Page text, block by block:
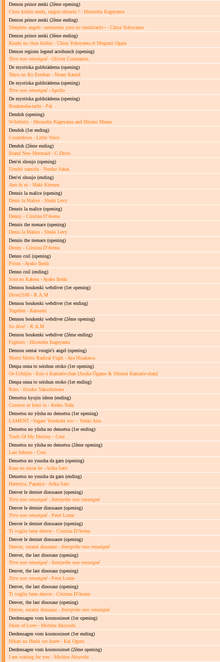
Demon prince zenki (2ème opening)
Chou kishin zenki, raigou shourin ! - Hironobu Kageyama
Demon prince zenki (2ème ending)
Sleepless angels ~nemurenu yoru no tenshitachi~ - Chisa Yokoyama
Demon prince zenki (3ème ending)
Kiseki no chou kishin - Chisa Yokoyama et Megumi Ogata
Demon regions legend acrobunch (opening)
Titre non renseigné- Olivier Constantin
De mystiska guldstäderna (opening)
Taiyo no Ko Esteban - Noam Kaniel
De mystiska guldstäderna (opening)
Titre non renseigné- Apollo
De mystiska guldstäderna (opening)
Boukensha-tachi - Pal
Dendoh (opening)
W-Infinity - Hironobu Kageyama and Hitomi Mieno
Dendoh (1er ending)
Countdown - Little Voice
Dendoh (2ème ending)
Brand New Mermaid - C-Drive
Den'ei shoujo (opening)
Ureshii namida - Noriko Sakai
Den'ei shoujo (ending)
Ano hi ni - Maki Kimura
Dennis la malice (opening)
Denis la Malice - Shuki Levy
Dennis la malice (opening)
Denny - Cristina D'Avena
Dennis the menace (opening)
Denis la Malice - Shuki Levy
Dennis the menace (opening)
Denny - Cristina D'Avena
Denno coil (opening)
Prism - Ayako Ikeda
Denno coil (ending)
Sora no Kakera - Ayako Ikeda
Dennou boukenki webdiver(1er opening)
Diver2100 - R.A.M
Dennou boukenki webdiver(1er ending)
Together - Katsumi
Dennou boukenki webdiver(2ème opening)
So dive! - R.A.M
Dennou boukenki webdiver(2ème ending)
Fighters - Hironobu Kageyama
Dennou sentai voogie's angel (opening)
Motto Motto Radical Fight - Aya Hisakawa
Denpa onna to seishun otoko (1er opening)
Os-Uchūjin - Erio o Kamatte-chan [Asuka Ōgame & Shinsei Kamatte-chan]
Denpa onna to seishun otoko (1er ending)
Ruru - Etsuko Yakushimaru
Densetsu kyojin ideon (ending)
Cosmos ni kimi to - Keiko Toda
Densetsu no yūsha no densetsu (1er opening)
LAMENT ~Yagate Yorokobi wo~ - Yuhki Aira
Densetsu no yūsha no densetsu (1er ending)
Truth Of My Destiny - Ceui
Densetsu no yūsha no densetsu (2ème opening)
Last Inferno - Ceui
Densetsu no yuusha da garn (opening)
Kaze no mirai he - Arika Sato
Densetsu no yuusha da garn (ending)
Hareruya, Papaiya - Arika Sato
Denver le dernier dinosaure (opening)
Titre non renseigné- Interprète non renseigné
Denver le dernier dinosaure (opening)
Titre non renseigné- Peter Lorne
Denver le dernier dinosaure (opening)
Ti voglio bene denver - Cristina D'Avena
Denver le dernier dinosaure (opening)
Denver, ostatni dinozaur - Interprète non renseigné
Denver, the last dinosaur(opening)
Titre non renseigné- Interprète non renseigné
Denver, the last dinosaur(opening)
Titre non renseigné- Peter Lorne
Denver, the last dinosaur(opening)
Ti voglio bene denver - Cristina D'Avena
Denver, the last dinosaur(opening)
Denver, ostatni dinozaur - Interprète non renseigné
Derdensagen vom kosmosinset (1er opening)
Skies of Love - Michiru Akiyoshi
Derdensagen vom kosmosinset (1er ending)
Hikari no Hashi wo koete - Kei Ogura
Derdensagen vom kosmosinset (2ème opening)
I am waiting for you - Michiru Akiyoshi